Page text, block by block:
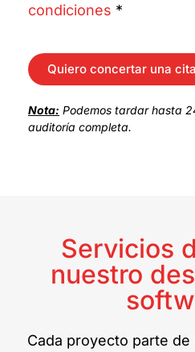
condiciones *
Quiero concertar una cita
Nota: Podemos tardar hasta
auditoría completa.
Servicios
nuestro
Cada proyecto parte